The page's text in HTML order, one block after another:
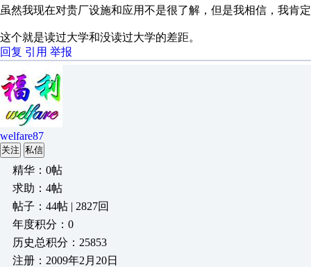
虽然我现在对贵厂设施和应用不是很了解，但是我相信，我肯
这个就是读过大学和没读过大学的差距。
回复 引用 举报
welfare87
关注 私信
精华：0帖
求助：4帖
帖子：44帖 | 2827回
年度积分：0
历史总积分：25853
注册：2009年2月20日